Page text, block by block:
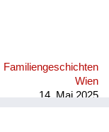
Familiengeschichten
Wien
14. Mai 2025